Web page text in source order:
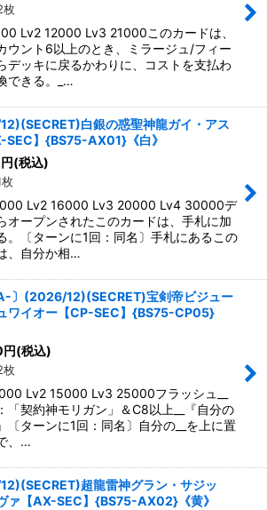
枚
Lv2 12000 Lv3 21000このカードは、
ウント6以上のとき、ミラージュ/フィー
デッキに戻るかわりに、コストを支払わ
できる。_…
白銀の惑聖神龍ガイ・アス
SEC】{BS75-AX01}《白》
円(税込)
Lv2 16000 Lv3 20000 Lv4 30000デ
オープンされたこのカードは、手札に加
。〔ターンに1回：同名〕手札にあるこの
、自分か相…
A-〕(2026/12)(SECRET)宝剣帝ビジュー
ワイオー【CP-SEC】{BS75-CP05}
円(税込)
枚
Lv2 15000 Lv3 25000フラッシュ__
「契約神モリガン」＆C8以上__『自分の
〔ターンに1回：同名〕自分の__を上に置
、…
超龍雷神グラン・サジッ
ァ【AX-SEC】{BS75-AX02}《黄》